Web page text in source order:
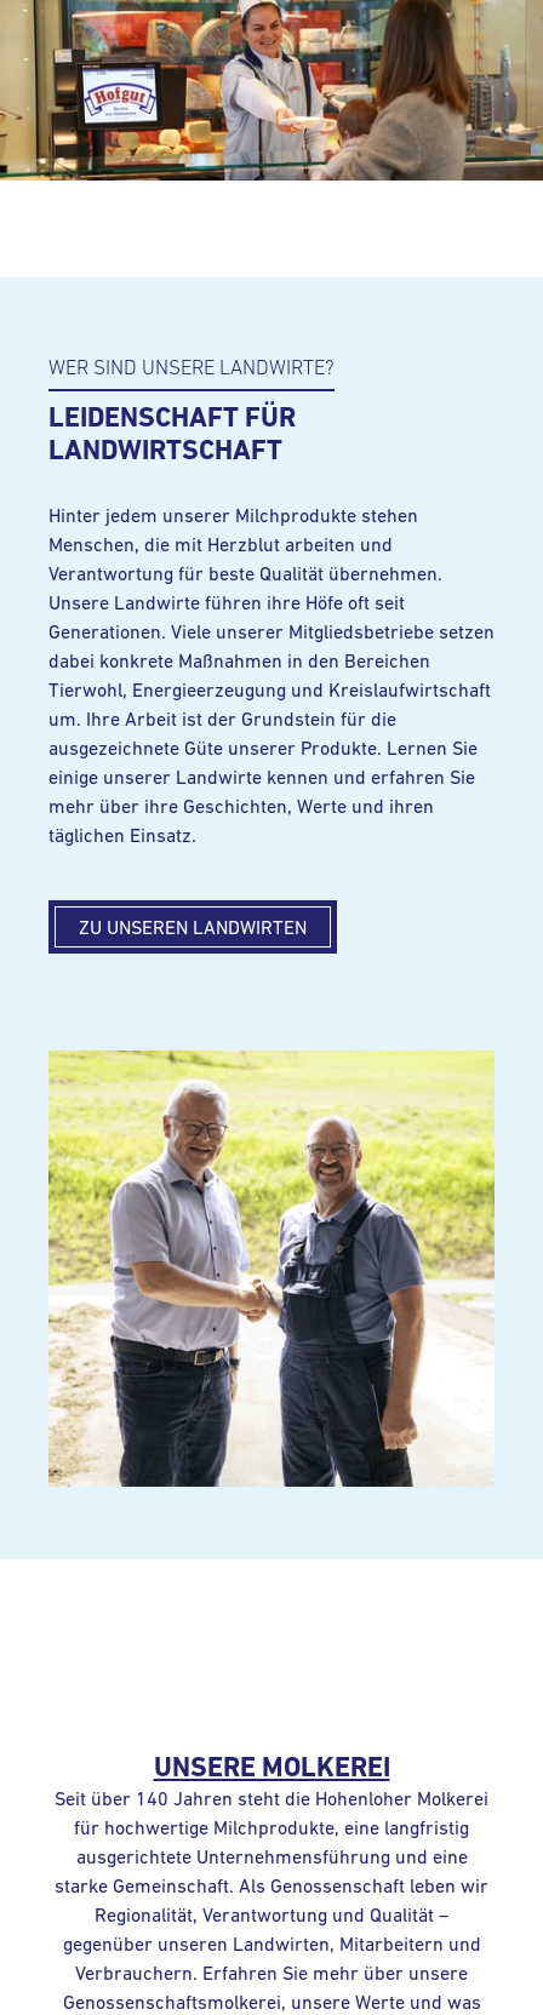
WER SIND UNSERE LANDWIRTE?
LEIDENSCHAFT FÜR
LANDWIRTSCHAFT
Hinter jedem unserer Milchprodukte stehen
Menschen, die mit Herzblut arbeiten und
Verantwortung für beste Qualität übernehmen.
Unsere Landwirte führen ihre Höfe oft seit
Generationen. Viele unserer Mitgliedsbetriebe setzen
dabei konkrete Maßnahmen in den Bereichen
Tierwohl, Energieerzeugung und Kreislaufwirtschaft
um. Ihre Arbeit ist der Grundstein für die
ausgezeichnete Güte unserer Produkte. Lernen Sie
einige unserer Landwirte kennen und erfahren Sie
mehr über ihre Geschichten, Werte und ihren
täglichen Einsatz.
ZU UNSEREN LANDWIRTEN
UNSERE MOLKEREI
Seit über 140 Jahren steht die Hohenloher Molkerei
für hochwertige Milchprodukte, eine langfristig
ausgerichtete Unternehmensführung und eine
starke Gemeinschaft. Als Genossenschaft leben wir
Regionalität, Verantwortung und Qualität –
gegenüber unseren Landwirten, Mitarbeitern und
Verbrauchern. Erfahren Sie mehr über unsere
Genossenschaftsmolkerei, unsere Werte und was